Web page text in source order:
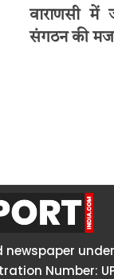
वाराणसी में
संगठन की
Number: